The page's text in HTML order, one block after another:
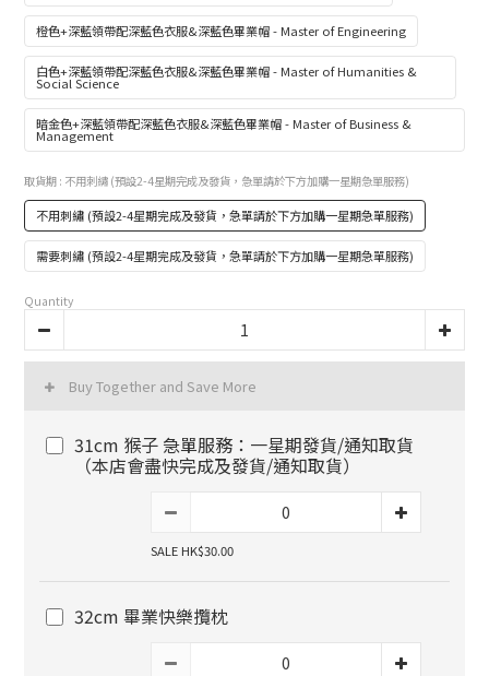
橙色+深藍領帶配深藍色衣服&深藍色畢業帽 - Master of Engineering
白色+深藍領帶配深藍色衣服&深藍色畢業帽 - Master of Humanities &
Social Science
暗金色+深藍領帶配深藍色衣服&深藍色畢業帽 - Master of Business &
Management
取貨期 : 不用刺繡 (預設2-4星期完成及發貨，急單請於下方加購一星期急單服務)
不用刺繡 (預設2-4星期完成及發貨，急單請於下方加購一星期急單服務)
需要刺繡 (預設2-4星期完成及發貨，急單請於下方加購一星期急單服務)
Quantity
Buy Together and Save More
31cm 猴子 急單服務：一星期發貨/通知取貨
（本店會盡快完成及發貨/通知取貨）
SALE HK$30.00
32cm 畢業快樂攬枕